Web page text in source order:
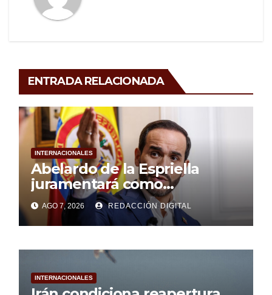
ENTRADA RELACIONADA
INTERNACIONALES
Abelardo de la Espriella
juramentará como
presidente de Colombia
AGO 7, 2026 REDACCIÓN DIGITAL
INTERNACIONALES